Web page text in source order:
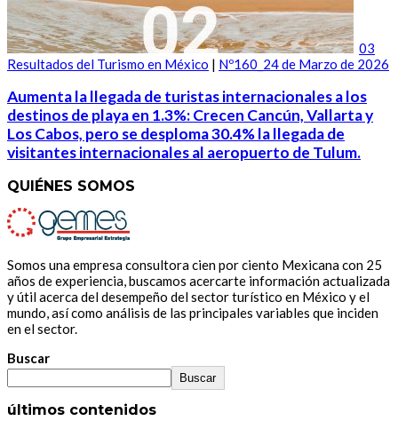
03
Resultados del Turismo en México | Nº160_24 de Marzo de 2026
Aumenta la llegada de turistas internacionales a los
destinos de playa en 1.3%: Crecen Cancún, Vallarta y
Los Cabos, pero se desploma 30.4% la llegada de
visitantes internacionales al aeropuerto de Tulum.
QUIÉNES SOMOS
Somos una empresa consultora cien por ciento Mexicana con 25
años de experiencia, buscamos acercarte información actualizada
y útil acerca del desempeño del sector turístico en México y el
mundo, así como análisis de las principales variables que inciden
en el sector.
Buscar
Buscar
últimos contenidos